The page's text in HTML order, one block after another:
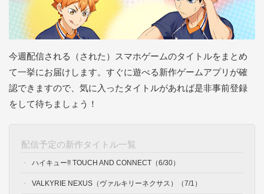
今週配信される（された）スマホゲームのタイトルをまとめ
て一挙にお届けします。すぐに遊べる新作ゲームアプリが確
認できますので、気に入ったタイトルがあれば是非事前登録
をして待ちましょう！
配信予定の新作タイトル一覧
ハイキュー!! TOUCH AND CONNECT（6/30）
VALKYRIE NEXUS（ヴァルキリーネクサス）（7/1）